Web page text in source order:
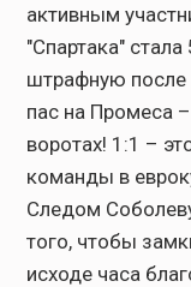
активным
"Спартака"
штрафную после
пас на Промеса
воротах! 1:1 –
команды в
Следом
того, чтобы
исходе часа